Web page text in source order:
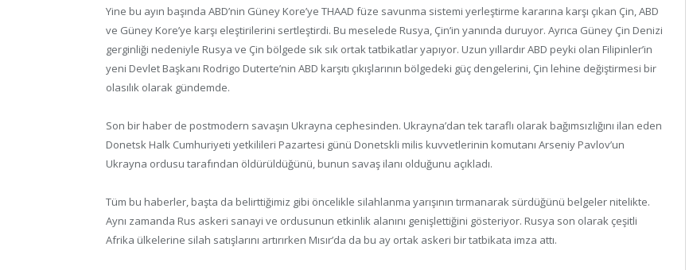
Yine bu ayın başında ABD’nin Güney Kore’ye THAAD füze savunma sistemi yerleştirme kararına karşı çıkan Çin, ABD
ve Güney Kore’ye karşı eleştirilerini sertleştirdi. Bu meselede Rusya, Çin’in yanında duruyor. Ayrıca Güney Çin Denizi
gerginliği nedeniyle Rusya ve Çin bölgede sık sık ortak tatbikatlar yapıyor. Uzun yıllardır ABD peyki olan Filipinler’in
yeni Devlet Başkanı Rodrigo Duterte’nin ABD karşıtı çıkışlarının bölgedeki güç dengelerini, Çin lehine değiştirmesi bir
olasılık olarak gündemde.
Son bir haber de postmodern savaşın Ukrayna cephesinden. Ukrayna’dan tek taraflı olarak bağımsızlığını ilan eden
Donetsk Halk Cumhuriyeti yetkilileri Pazartesi günü Donetskli milis kuvvetlerinin komutanı Arseniy Pavlov’un
Ukrayna ordusu tarafından öldürüldüğünü, bunun savaş ilanı olduğunu açıkladı.
Tüm bu haberler, başta da belirttiğimiz gibi öncelikle silahlanma yarışının tırmanarak sürdüğünü belgeler nitelikte.
Aynı zamanda Rus askeri sanayi ve ordusunun etkinlik alanını genişlettiğini gösteriyor. Rusya son olarak çeşitli
Afrika ülkelerine silah satışlarını artırırken Mısır’da da bu ay ortak askeri bir tatbikata imza attı.